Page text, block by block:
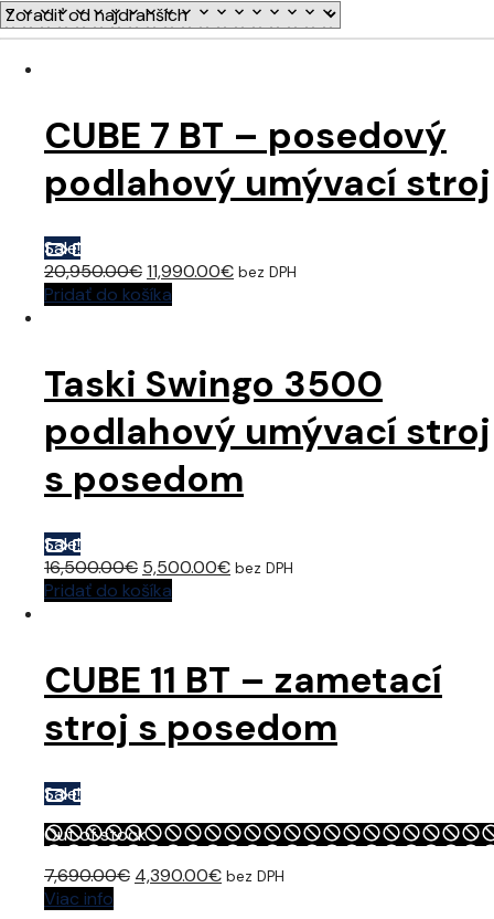
CUBE 7 BT – posedový
podlahový umývací stroj
Sale!
20,950.00€Original
price
11,990.00€Current
bez DPH
Pridať do košíka
Taski Swingo 3500
podlahový umývací stroj
s posedom
Sale!
16,500.00€ Original
price
5,500.00€Current
bez DPH
Pridať do košíka
CUBE 11 BT – zametací
stroj s posedom
Sale!
Out of stock
7,690.00€ Original
4,390.00€Current
bez DPH
Viac info